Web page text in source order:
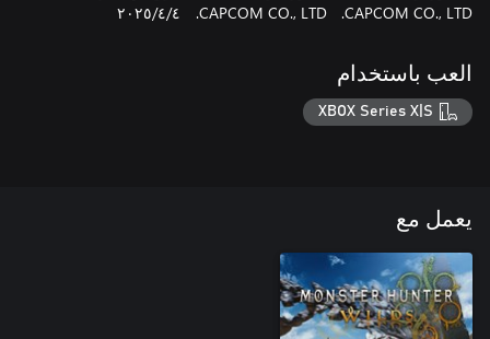
CAPCOM CO., LTD.
CAPCOM CO., LTD. ٤‏/٤‏/٢٠٢٥
العب باستخدام
XBOX Series X|S
يعمل مع